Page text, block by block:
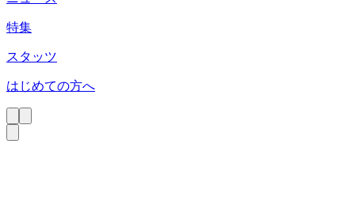
特集
スタッツ
はじめての方へ